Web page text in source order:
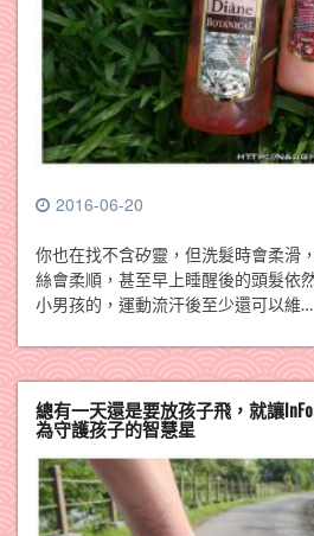
2016-06-20
你也在找不含矽靈，但洗髮時會柔滑
絲會柔順，甚至早上睡醒後的頭髮依
小男孩的，運動流汗後至少還可以維…
總有一天還是要放孩子飛，就讓
為守護孩子的智慧星